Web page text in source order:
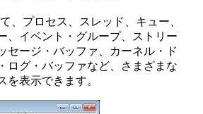
、プロセス、スレッド、キュー、
、イベント・グループ、ストリー
セージ・バッファ、カーネル・ド
ログ・バッファなど、さまざまな
を表示できます。